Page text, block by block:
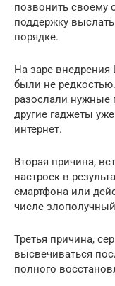
позвонить своему
поддержку
порядке.
На заре
были не
разослали нужные
другие гаджеты
интернет.
Вторая причина,
настроек в
смартфона или
числе
Третья причина,
высвечиваться
полного